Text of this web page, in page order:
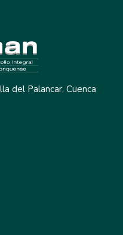
del Palancar, Cuenca